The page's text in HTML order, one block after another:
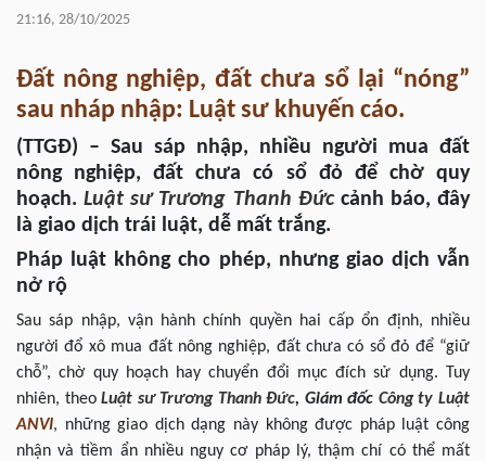
21:16, 28/10/2025
Đất nông nghiệp, đất chưa sổ lại “nóng”
sau nháp nhập: Luật sư khuyến cáo.
(TTGĐ) – Sau sáp nhập, nhiều người mua đất
nông nghiệp, đất chưa có sổ đỏ để chờ quy
hoạch.Luật sư Trương Thanh Đức cảnh báo, đây
là giao dịch trái luật, dễ mất trắng.
Pháp luật không cho phép, nhưng giao dịch vẫn
nở rộ
Sau sáp nhập, vận hành chính quyền hai cấp ổn định, nhiều
người đổ xô mua đất nông nghiệp, đất chưa có sổ đỏ để “giữ
chỗ”, chờ quy hoạch hay chuyển đổi mục đích sử dụng. Tuy
nhiên, theoLuật sư Trương Thanh Đức, Giám đốc Công ty Luật
ANVI, những giao dịch dạng này không được pháp luật công
nhận và tiềm ẩn nhiều nguy cơ pháp lý, thậm chí có thể mất